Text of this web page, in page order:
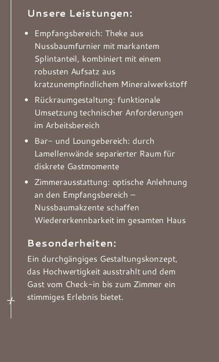
Unsere Leistungen:
Empfangsbereich: Theke aus
Nussbaumfurnier mit markantem
Splintanteil, kombiniert mit einem
robusten Aufsatz aus
kratzunempfindlichem Mineralwerkstoff
Rückraumgestaltung: funktionale
Umsetzung technischer Anforderungen
im Arbeitsbereich
Bar- und Loungebereich: durch
Lamellenwände separierter Raum für
diskrete Gastmomente
Zimmerausstattung: optische Anlehnung
an den Empfangsbereich –
Nussbaumakzente schaffen
Wiedererkennbarkeit im gesamten Haus
Besonderheiten:
Ein durchgängiges Gestaltungskonzept,
das Hochwertigkeit ausstrahlt und dem
Gast vom Check-in bis zum Zimmer ein
stimmiges Erlebnis bietet.